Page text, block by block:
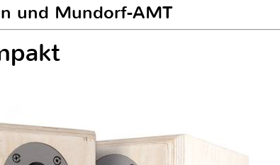
und Mundorf-AMT